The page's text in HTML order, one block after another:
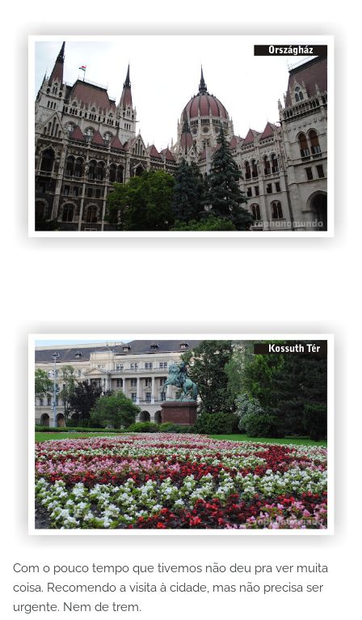
Com o pouco tempo que tivemos não deu pra ver muita
coisa. Recomendo a visita à cidade, mas não precisa ser
urgente. Nem de trem.